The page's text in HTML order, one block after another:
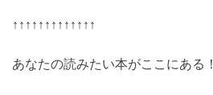
↑↑↑↑↑↑↑↑↑↑↑↑↑
あなたの読みたい本がここにある！